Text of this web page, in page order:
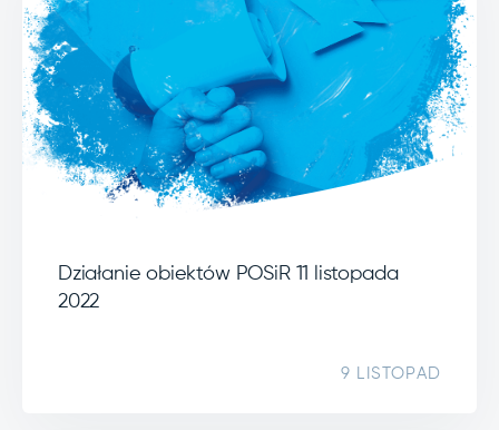
Działanie obiektów POSiR 11 listopada
2022
9 LISTOPAD